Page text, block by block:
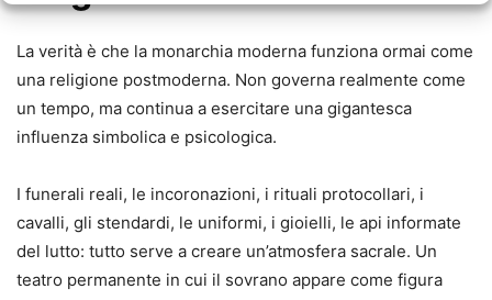
La verità è che la monarchia moderna funziona ormai come
una religione postmoderna. Non governa realmente come
un tempo, ma continua a esercitare una gigantesca
influenza simbolica e psicologica.
I funerali reali, le incoronazioni, i rituali protocollari, i
cavalli, gli stendardi, le uniformi, i gioielli, le api informate
del lutto: tutto serve a creare un’atmosfera sacrale. Un
teatro permanente in cui il sovrano appare come figura